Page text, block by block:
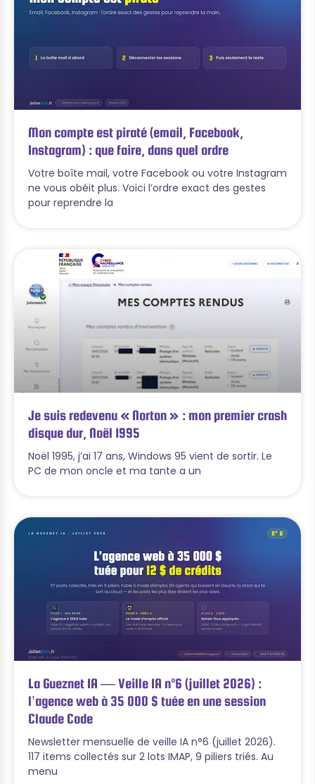
Mon compte est piraté (email, Facebook,
Instagram) : que faire, dans quel ordre
Votre boîte mail, votre Facebook ou votre Instagram
ne vous obéit plus. Voici l’ordre exact des gestes
pour reprendre la
Je suis redevenu « Norton » : mon premier crash
disque dur, Noël 1995
Noël 1995, j’ai 17 ans, Windows 95 vient de sortir. Le
PC de mon oncle et ma tante a un
La Gueznet IA — Veille IA n°6 (juillet 2026) :
l’agence web à 35 000 $ tuée en une session
Claude Code
Newsletter mensuelle de veille IA n°6 (juillet 2026).
117 items collectés sur 2 lots IMAP, 9 piliers triés. Au
menu